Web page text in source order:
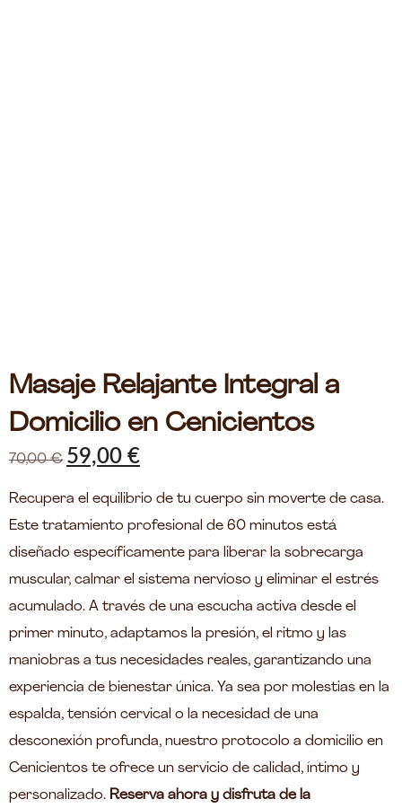
Masaje Relajante Integral a
Domicilio en Cenicientos
70,00€ 59,00 €
Recupera el equilibrio de tu cuerpo sin moverte de casa.
Este tratamiento profesional de 60 minutos está
diseñado específicamente para liberar la sobrecarga
muscular, calmar el sistema nervioso y eliminar el estrés
acumulado. A través de una escucha activa desde el
primer minuto, adaptamos la presión, el ritmo y las
maniobras a tus necesidades reales, garantizando una
experiencia de bienestar única. Ya sea por molestias en la
espalda, tensión cervical o la necesidad de una
desconexión profunda, nuestro protocolo a domicilio en
Cenicientos te ofrece un servicio de calidad, íntimo y
personalizado. Reserva ahora y disfruta de la